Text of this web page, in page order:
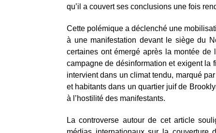
qu’il a couvert ses conclusions une fois
Cette polémique a déclenché une
à une manifestation devant le siège du
certaines ont émergé après la montée de
campagne de désinformation et exigent la
intervient dans un climat tendu, marqué
et habitants dans un quartier juif de
à l’hostilité des manifestants.
La controverse autour de cet article